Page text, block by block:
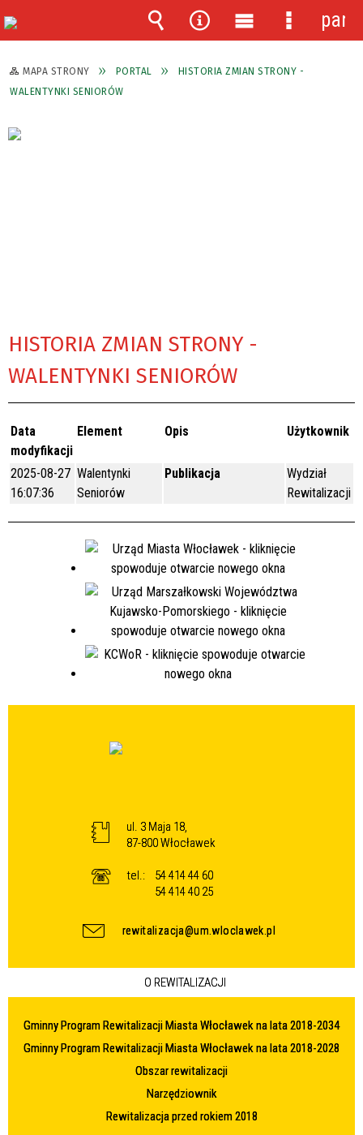
MAPA STRONY PORTAL
HISTORIA ZMIAN STRONY -
WALENTYNKI SENIORÓW
HISTORIA ZMIAN STRONY -
WALENTYNKI SENIORÓW
Data
modyfikacji
Element Opis Użytkownik
2025-08-27
16:07:36
Walentynki
Seniorów
Publikacja
Wydział
Rewitalizacji
ul. 3 Maja 18,
87-800 Włocławek
tel.:
54 414 44 60
54 414 40 25
rewitalizacja@um.wloclawek.pl
O REWITALIZACJI
Gminny Program Rewitalizacji Miasta Włocławek na lata 2018-2034
Gminny Program Rewitalizacji Miasta Włocławek na lata 2018-2028
Obszar rewitalizacji
Narzędziownik
Rewitalizacja przed rokiem 2018
Wyszukiwarka
Narzędzia
Menu
główne
Menu